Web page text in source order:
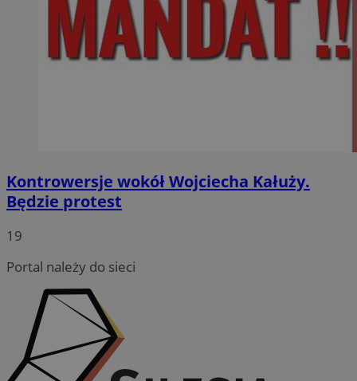
Kontrowersje wokół Wojciecha Kałuży.
Będzie protest
19
Portal należy do sieci